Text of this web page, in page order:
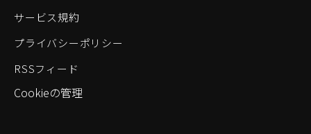
サービス規約
プライバシーポリシー
RSSフィード
Cookieの管理